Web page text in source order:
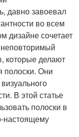
для полосок
давно завоевал
во всем
дизайне сочетает
неповторимый
которые делают
полоски. Они
В этой статье
полоски в
настоящему